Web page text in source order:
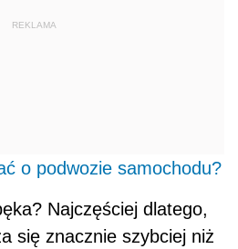
REKLAMA
o podwozie samochodu?
Najczęściej dlatego,
się znacznie szybciej niż